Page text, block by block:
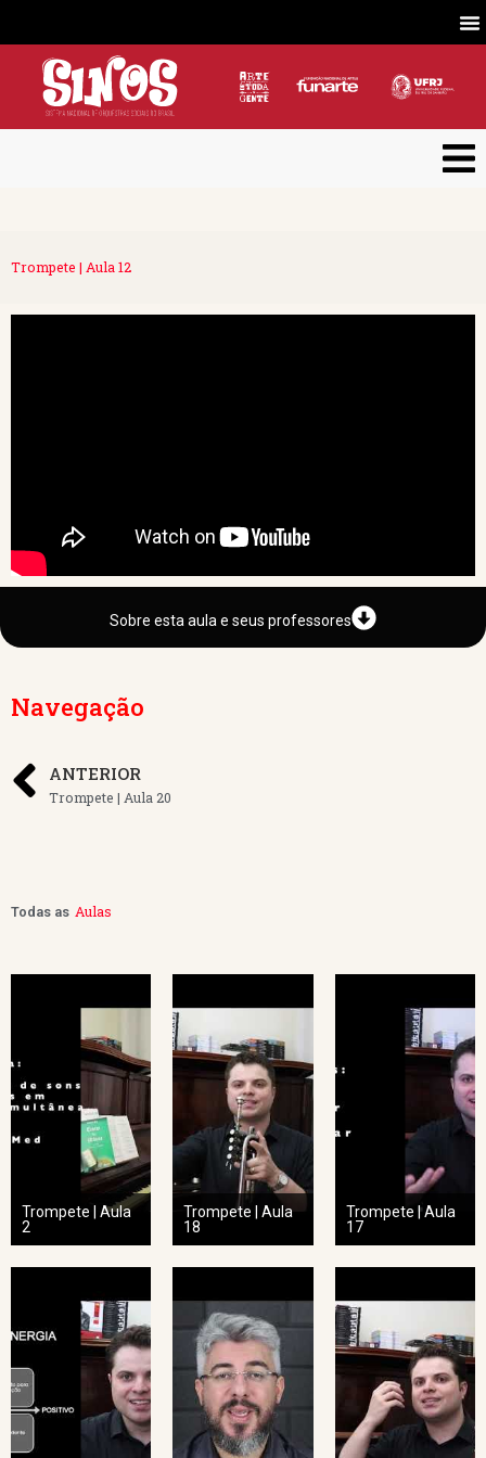
Trompete | Aula 12
Sobre esta aula e seus professores
Navegação
ANTERIOR
Trompete | Aula 20
Todas as Aulas
Trompete | Aula
2
Trompete | Aula
18
Trompete | Aula
17